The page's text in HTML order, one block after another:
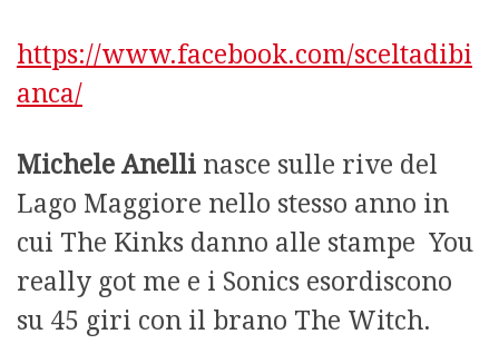
https://www.facebook.com/sceltadibi
anca/
Michele Anelli nasce sulle rive del
Lago Maggiore nello stesso anno in
cui The Kinks danno alle stampe You
really got me e i Sonics esordiscono
su 45 giri con il brano The Witch.